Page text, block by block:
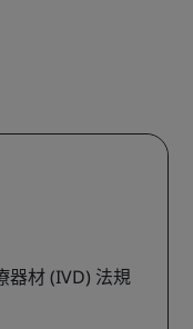
器材 (IVD) 法規